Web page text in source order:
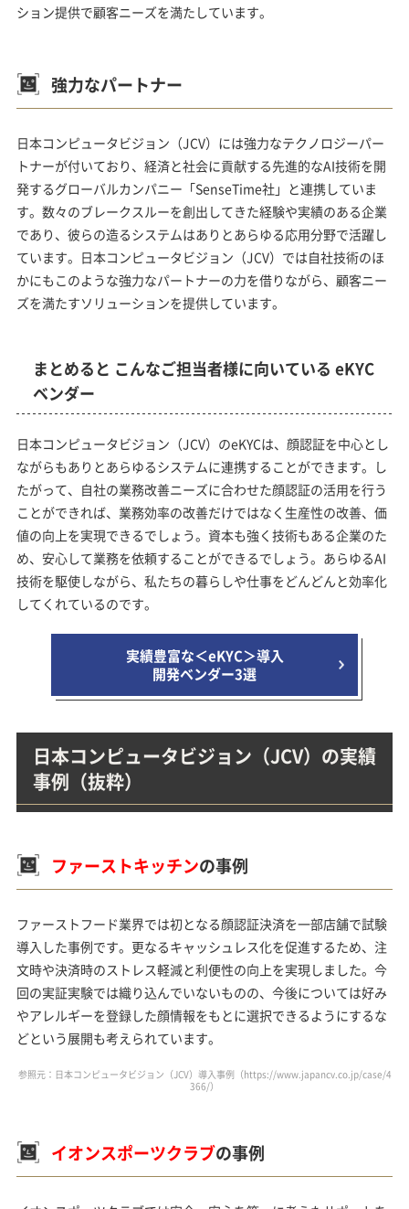
ション提供で顧客ニーズを満たしています。
強力なパートナー
日本コンピュータビジョン（JCV）には強力なテクノロジーパー
トナーが付いており、経済と社会に貢献する先進的なAI技術を開
発するグローバルカンパニー「SenseTime社」と連携していま
す。数々のブレークスルーを創出してきた経験や実績のある企業
であり、彼らの造るシステムはありとあらゆる応用分野で活躍し
ています。日本コンピュータビジョン（JCV）では自社技術のほ
かにもこのような強力なパートナーの力を借りながら、顧客ニー
ズを満たすソリューションを提供しています。
まとめると こんなご担当者様に向いている eKYC
ベンダー
日本コンピュータビジョン（JCV）のeKYCは、顔認証を中心とし
ながらもありとあらゆるシステムに連携することができます。し
たがって、自社の業務改善ニーズに合わせた顔認証の活用を行う
ことができれば、業務効率の改善だけではなく生産性の改善、価
値の向上を実現できるでしょう。資本も強く技術もある企業のた
め、安心して業務を依頼することができるでしょう。あらゆるAI
技術を駆使しながら、私たちの暮らしや仕事をどんどんと効率化
してくれているのです。
実績豊富な＜eKYC＞導入
開発ベンダー3選
日本コンピュータビジョン（JCV）の実績
事例（抜粋）
ファーストキッチンの事例
ファーストフード業界では初となる顔認証決済を一部店舗で試験
導入した事例です。更なるキャッシュレス化を促進するため、注
文時や決済時のストレス軽減と利便性の向上を実現しました。今
回の実証実験では織り込んでいないものの、今後については好み
やアレルギーを登録した顔情報をもとに選択できるようにするな
どという展開も考えられています。
参照元：日本コンピュータビジョン（JCV）導入事例（https://www.japancv.co.jp/case/4
366/）
イオンスポーツクラブの事例